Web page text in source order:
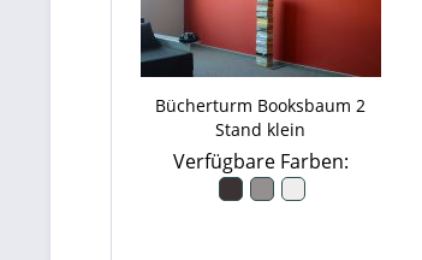
Bücherturm Booksbaum 2
Stand klein
Verfügbare Farben: